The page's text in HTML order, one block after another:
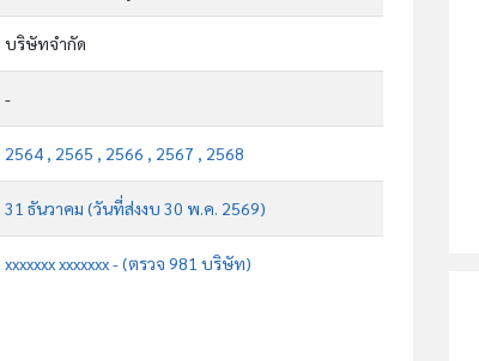
บริษัทจำกัด
-
2564 , 2565 , 2566 , 2567 , 2568
31 ธันวาคม (วันที่ส่งงบ 30 พ.ค. 2569)
xxxxxxx xxxxxxx - (ตรวจ 981 บริษัท)